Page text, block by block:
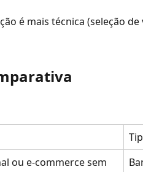
é mais técnica (seleção
ou e-commerce sem